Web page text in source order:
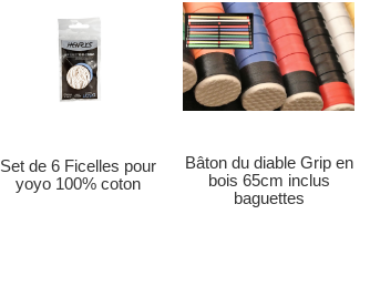
Set de 6 Ficelles pour
yoyo 100% coton
Bâton du diable Grip en
bois 65cm inclus
baguettes